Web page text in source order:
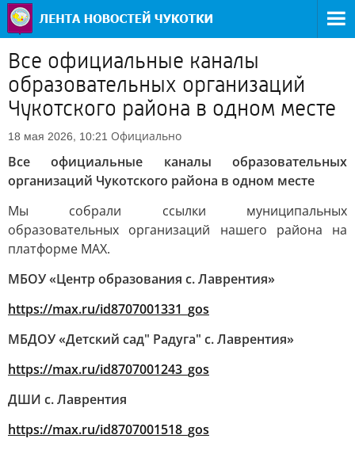
Все официальные каналы
образовательных организаций
Чукотского района в одном месте
18 мая 2026, 10:21 Официально
Все официальные каналы образовательных
организаций Чукотского района в одном месте
Мы собрали ссылки муниципальных
образовательных организаций нашего района на
платформе MAX.
МБОУ «Центр образования с. Лаврентия»
https://max.ru/id8707001331_gos
МБДОУ «Детский сад" Радуга" с. Лаврентия»
https://max.ru/id8707001243_gos
ДШИ с. Лаврентия
https://max.ru/id8707001518_gos